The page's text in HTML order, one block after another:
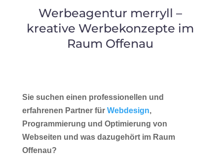
Werbeagentur merryll –
kreative Werbekonzepte im
Raum Offenau
Sie suchen einen professionellen und
erfahrenen Partner für Webdesign,
Programmierung und Optimierung von
Webseiten und was dazugehört im Raum
Offenau?